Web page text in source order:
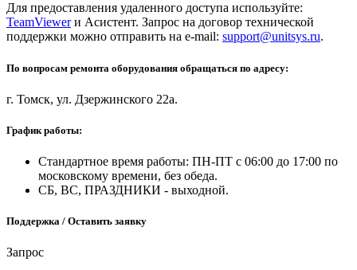
Для предоставления удаленного доступа используйте:
TeamViewerи Асистент. Запрос на договор технической
поддержки можно отправить на e-mail: support@unitsys.ru.
По вопросам ремонта оборудования обращаться по адресу:
г. Томск, ул. Дзержинского 22а.
График работы:
Стандартное время работы: ПН-ПТ с 06:00 до 17:00 по
московскому времени, без обеда.
СБ, ВС, ПРАЗДНИКИ - выходной.
Поддержка / Оставить заявку
Запрос